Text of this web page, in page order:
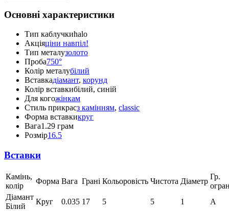
Основні характеристики
Тип каблучкиhalo
Акціяціни навпіл!
Тип металузолото
Проба750°
Колір металубілий
Вставкадіамант, корунд
Колір вставкибілий, синій
Для когожінкам
Стиль прикрасз камінням, classic
Форма вставкикруг
Вага1.29 грам
Розмір16.5
Вставки
Камінь,
колір
Форма Вага Грані Кольоровість Чистота Діаметр
Гр.
Діамант
Білий
Круг 0.035 17 5 5 1
А